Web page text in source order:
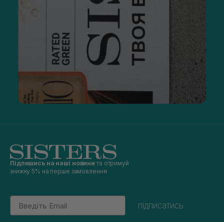
Підпишись на наші новини та отримуй
знижку 5% на перше замовлення
Email
підписатись